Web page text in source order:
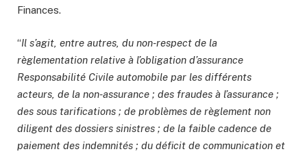
Finances.
“Il s’agit, entre autres, du non-respect de la
règlementation relative à l’obligation d’assurance
Responsabilité Civile automobile par les différents
acteurs, de la non-assurance ; des fraudes à l’assurance ;
des sous tarifications ; de problèmes de règlement non
diligent des dossiers sinistres ; de la faible cadence de
paiement des indemnités ; du déficit de communication et